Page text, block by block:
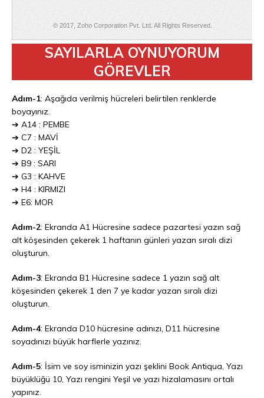
SAYILARLA OYNUYORUM
GÖREVLER
Adım-1: Aşağıda verilmiş hücreleri belirtilen renklerde
boyayınız.
➔ A14 : PEMBE
➔ C7 : MAVİ
➔ D2 : YEŞİL
➔ B9 : SARI
➔ G3 : KAHVE
➔ H4 : KIRMIZI
➔ E6: MOR
Adım-2: Ekranda A1 Hücresine sadece pazartesi yazın sağ
alt köşesinden çekerek 1 haftanın günleri yazan sıralı dizi
oluşturun.
Adım-3: Ekranda B1 Hücresine sadece 1 yazın sağ alt
köşesinden çekerek 1 den 7 ye kadar yazan sıralı dizi
oluşturun.
Adım-4: Ekranda D10 hücresine adınızı, D11 hücresine
soyadınızı büyük harflerle yazınız.
Adım-5: İsim ve soy isminizin yazı şeklini Book Antiqua, Yazı
büyüklüğü 10, Yazı rengini Yeşil ve yazı hizalamasını ortalı
yapınız.